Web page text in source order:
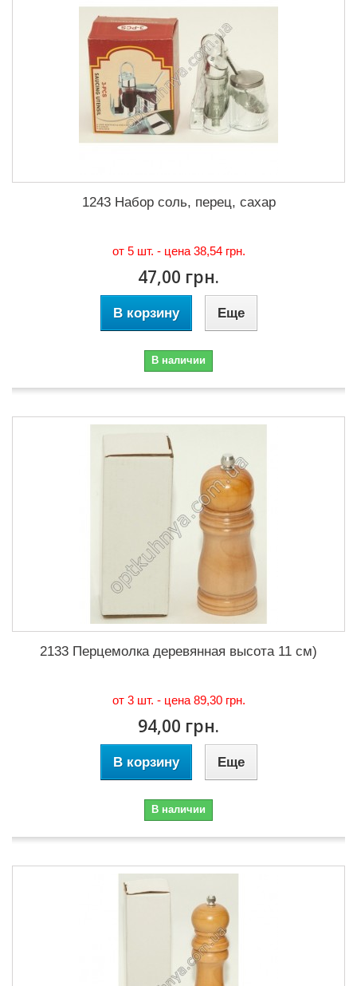
1243 Набор соль, перец, сахар
от 5 шт. - цена 38,54 грн.
47,00 грн.
В корзину Еще
В наличии
2133 Перцемолка деревянная высота 11 см)
от 3 шт. - цена 89,30 грн.
94,00 грн.
В корзину Еще
В наличии